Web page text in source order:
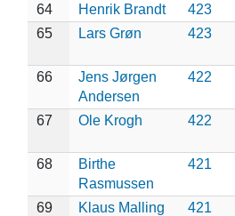
64 Henrik Brandt
423
65
Lars Grøn 423
66
Jens Jørgen
Andersen
422
67 Ole Krogh 422
68
Birthe
Rasmussen
421
69
Klaus Malling
421